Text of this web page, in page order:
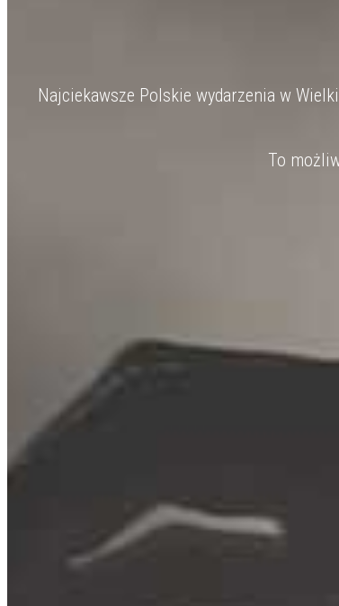
Najciekawsze Polskie wydarzenia w
To